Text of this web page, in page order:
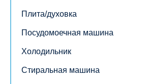
Плита/духовка
Посудомоечная машина
Холодильник
Стиральная машина